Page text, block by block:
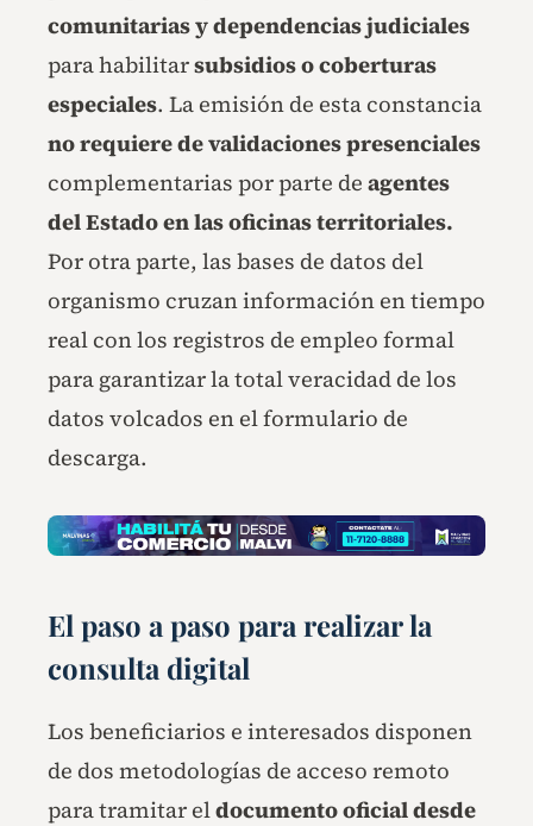
comunitarias y dependencias judiciales
para habilitarsubsidios o coberturas
especiales. La emisión de esta constancia
no requiere de validaciones presenciales
complementarias por parte de agentes
del Estado en las oficinas territoriales.
Por otra parte, las bases de datos del
organismo cruzan información en tiempo
real con los registros de empleo formal
para garantizar la total veracidad de los
datos volcados en el formulario de
descarga.
El paso a paso para realizar la
consulta digital
Los beneficiarios e interesados disponen
de dos metodologías de acceso remoto
para tramitar eldocumento oficial desde